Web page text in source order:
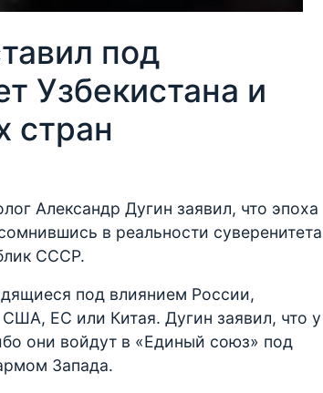
под
Узбекистана и
стран
Александр Дугин заявил, что эпоха
в реальности суверенитета
СССР.
под влиянием России,
ЕС или Китая. Дугин заявил, что у
они войдут в «Единый союз» под
Запада.